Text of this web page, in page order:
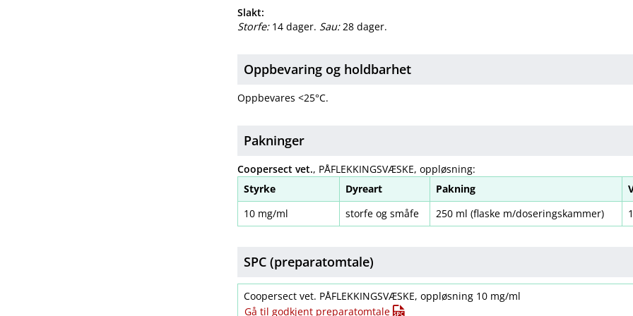
Slakt:
Storfe:14 dager. Sau:28 dager.
Oppbevaring og holdbarhet
Oppbevares <25°C.
Pakninger
Coopersect vet., PÅFLEKKINGSVÆSKE, oppløsning:
Styrke
Dyreart Pakning
10 mg/ml
storfe og småfe 250 ml (flaske m​/​doseringskammer)
SPC (preparatomtale)
Coopersect vet. PÅFLEKKINGSVÆSKE, oppløsning 10 mg/ml
Gå til godkjent preparatomtale